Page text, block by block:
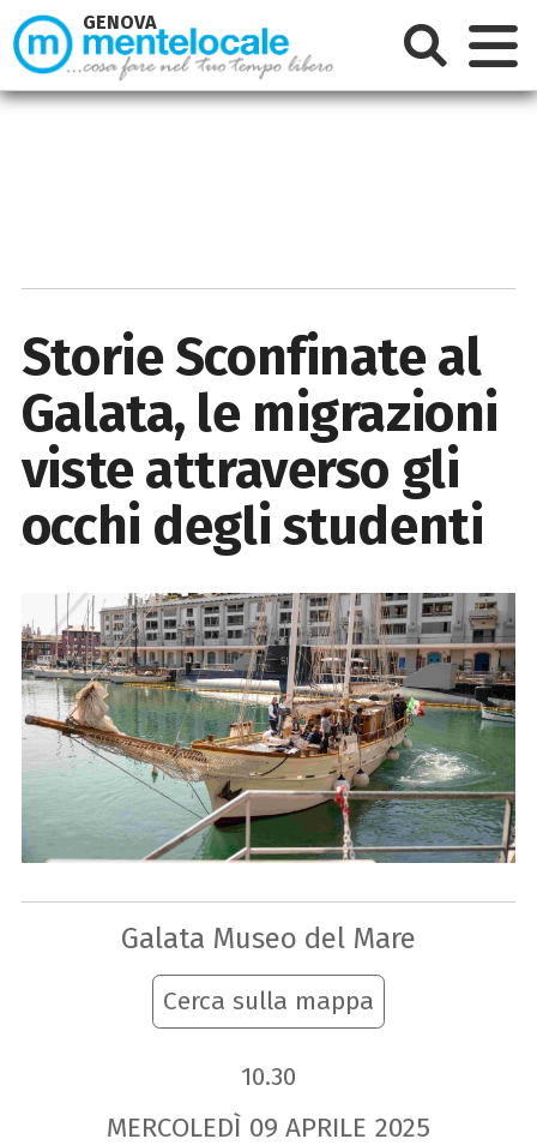
Storie Sconfinate al
Galata, le migrazioni
viste attraverso gli
occhi degli studenti
Galata Museo del Mare
Cerca sulla mappa
10.30
MERCOLEDÌ 09 APRILE 2025
GENOVA